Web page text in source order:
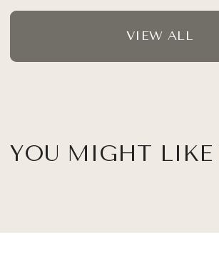
VIEW ALL
YOU MIGHT LIKE